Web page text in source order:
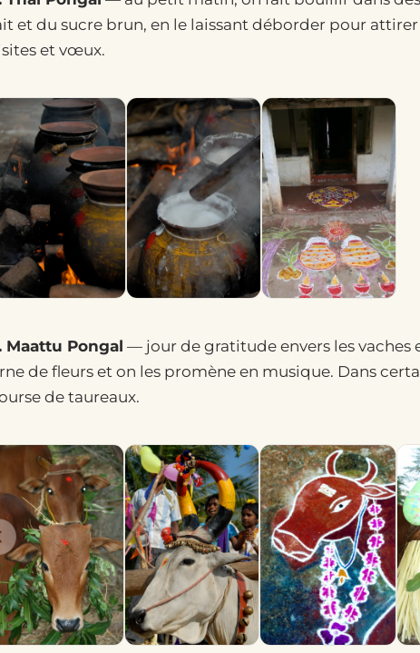
et du sucre brun, en le laissant déborder pour
et vœux.
Maattu Pongal — jour de gratitude envers les vaches
de fleurs et on les promène en musique. Dans
de taureaux.